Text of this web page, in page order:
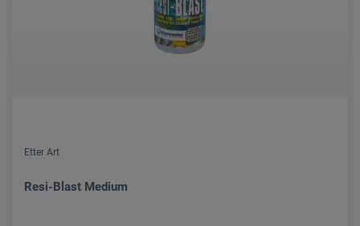
Etter Art
Resi-Blast Medium